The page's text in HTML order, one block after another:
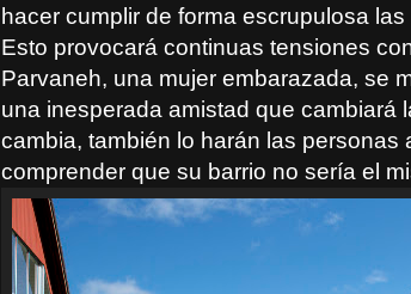
hacer cumplir de forma escrupulosa
Esto provocará continuas tensiones
Parvaneh, una mujer embarazada, se
una inesperada amistad que cambiará
cambia, también lo harán las personas
comprender que su barrio no sería el